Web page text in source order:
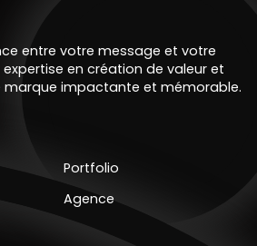
entre votre message et votre
en création de valeur et
marque impactante et mémorable.
Portfolio
Agence